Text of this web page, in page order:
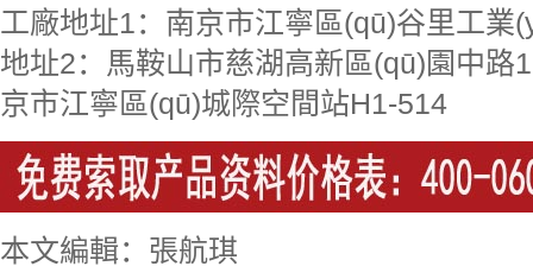
工廠地址1：南京市江寧區(qū)谷里工
地址2：馬鞍山市慈湖高新區(qū)園中
京市江寧區(qū)城際空間站H1-514
本文編輯：張航琪